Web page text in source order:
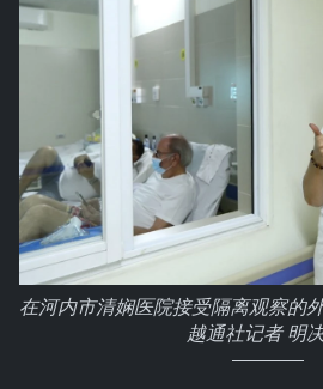
在河内市清娴医院接受隔离观察的
越通社记者 明